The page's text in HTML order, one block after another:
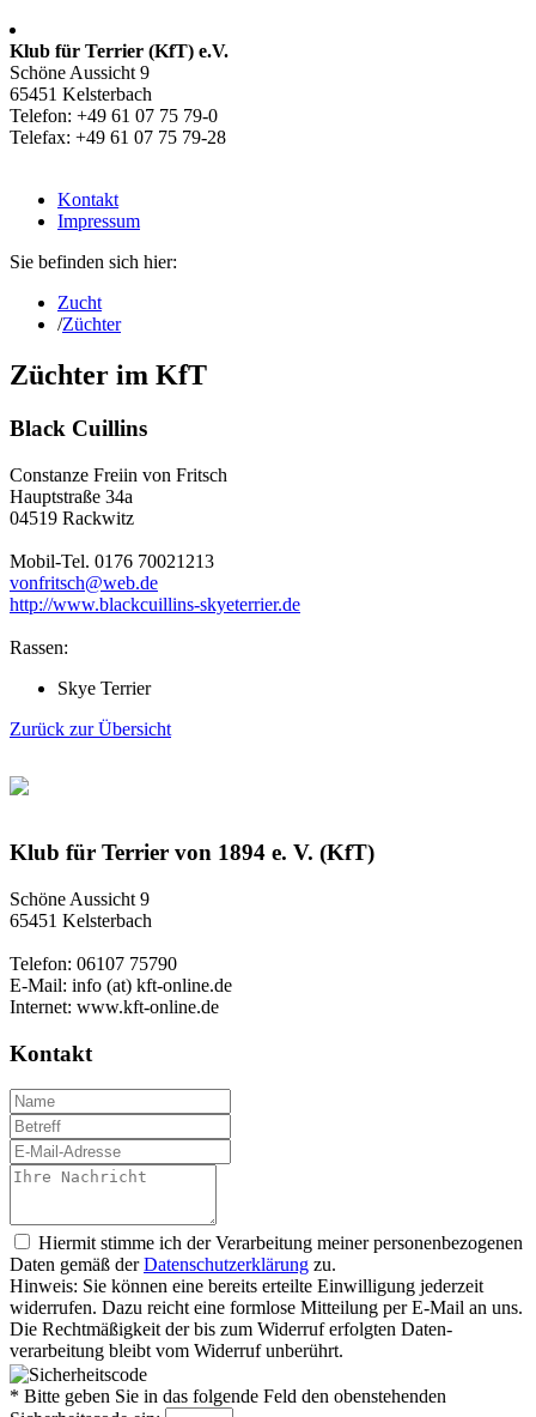
Klub für Terrier (KfT) e.V.
Schöne Aussicht 9
65451 Kelsterbach
Telefon: +49 61 07 75 79-0
Telefax: +49 61 07 75 79-28
Kontakt
Impressum
Sie befinden sich hier:
Zucht
/Züchter
Züchter im KfT
Black Cuillins
Constanze Freiin von Fritsch
Hauptstraße 34a
04519 Rackwitz
Mobil-Tel. 0176 70021213
vonfritsch@web.de
http://www.blackcuillins-skyeterrier.de
Rassen:
Skye Terrier
Zurück zur Übersicht
Klub für Terrier von 1894 e. V. (KfT)
Schöne Aussicht 9
65451 Kelsterbach
Telefon: 06107 75790
E-Mail: info (at) kft-online.de
Internet: www.kft-online.de
Kontakt
Hiermit stimme ich der Verarbeitung meiner personen­bezogenen
Daten gemäß derDaten­schutz­er­klär­ung zu.
Hinweis: Sie können eine bereits erteilte Ein­willigung jeder­zeit
widerrufen. Dazu reicht eine formlose Mitteilung per E-Mail an uns.
Die Recht­mäßigkeit der bis zum Widerruf erfolgten Daten­
verarbeitung bleibt vom Wider­ruf un­be­rührt.
* Bitte geben Sie in das folgende Feld den obenstehenden